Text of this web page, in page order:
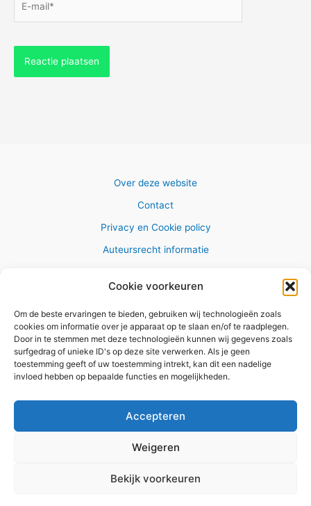
Cookie voorkeuren
Om de beste ervaringen te bieden, gebruiken wij technologieën zoals
cookies om informatie over je apparaat op te slaan en/of te raadplegen.
Door in te stemmen met deze technologieën kunnen wij gegevens zoals
surfgedrag of unieke ID's op deze site verwerken. Als je geen
toestemming geeft of uw toestemming intrekt, kan dit een nadelige
invloed hebben op bepaalde functies en mogelijkheden.
Accepteren
Weigeren
Bekijk voorkeuren
mail*
Over deze website
Contact
Privacy en Cookie policy
Auteursrecht informatie
Copyright © 2026 AlleWandelRoutes.nl
Vul hier je e-mail adres in om het
GRATIS wandelboekje te
ontvangen